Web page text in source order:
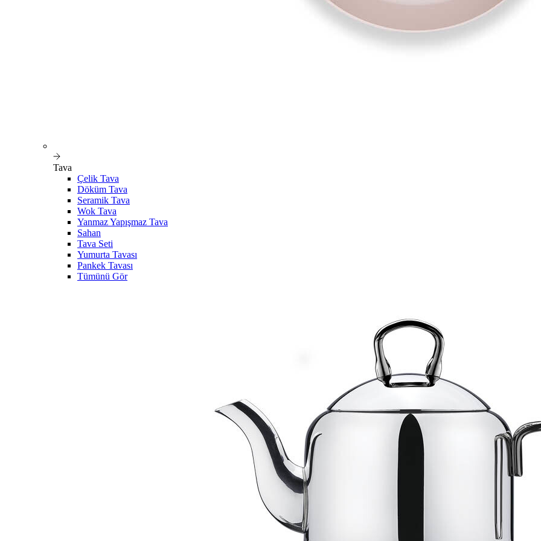
Tava
Çelik Tava
Döküm Tava
Seramik Tava
Wok Tava
Yanmaz Yapışmaz Tava
Sahan
Tava Seti
Yumurta Tavası
Pankek Tavası
Tümünü Gör